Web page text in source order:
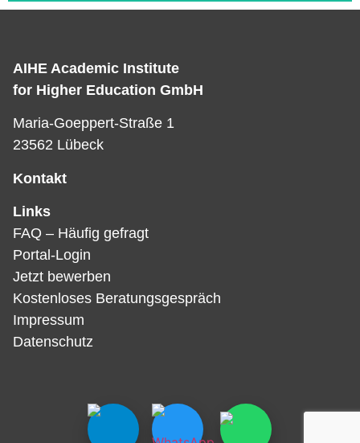
Das ist die Überschrift
adipiscing elit dolor
AIHE Academic Institute
for Higher Education GmbH
Maria-Goeppert-Straße 1
23562 Lübeck
Kontakt
Links
FAQ – Häufig gefragt
Portal-Login
Jetzt bewerben
Kostenloses Beratungsgespräch
Impressum
Datenschutz